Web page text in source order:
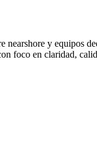
nearshore y equipos
foco en claridad,